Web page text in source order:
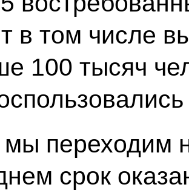
в том числе
100 тысяч
мы переходим
срок